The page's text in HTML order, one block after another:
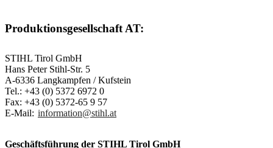
Produktionsgesellschaft AT:
STIHL Tirol GmbH
Hans Peter Stihl-Str. 5
A-6336 Langkampfen / Kufstein
Tel.: +43 (0) 5372 6972 0
Fax: +43 (0) 5372-65 9 57
E-Mail: information@stihl.at
Geschäftsführung der STIHL Tirol GmbH